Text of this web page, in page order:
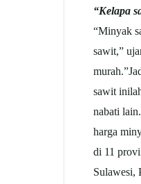
“Kelapa
“Minyak
sawit,”
sawit
nabati
harga
di 11
Sulawesi,